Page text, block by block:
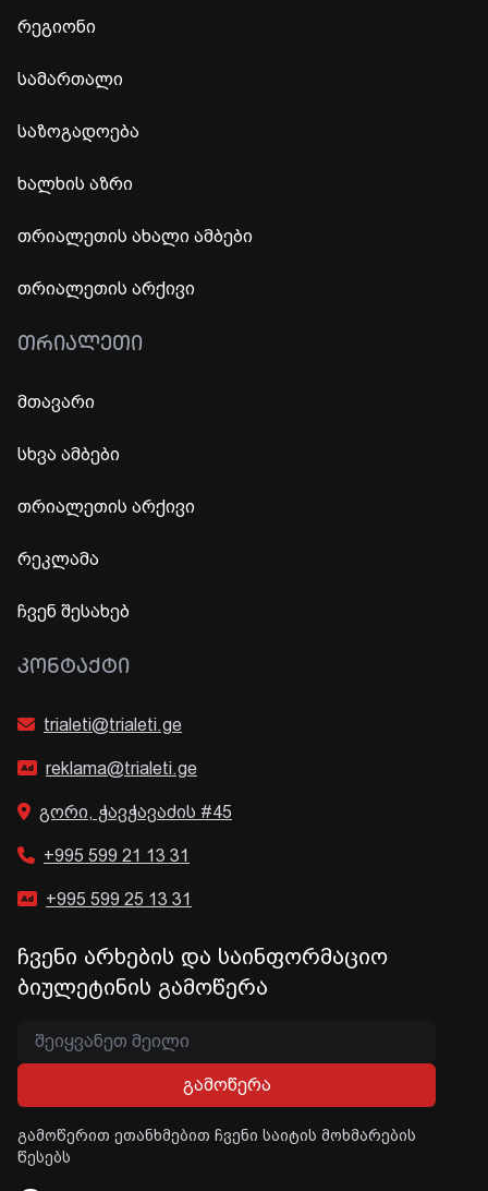
რეგიონი
სამართალი
საზოგადოება
ხალხის აზრი
თრიალეთის ახალი ამბები
თრიალეთის არქივი
ᲗᲠᲘᲐᲚᲔᲗᲘ
მთავარი
სხვა ამბები
თრიალეთის არქივი
რეკლამა
ჩვენ შესახებ
ᲙᲝᲜᲢᲐᲥᲢᲘ
trialeti@trialeti.ge
reklama@trialeti.ge
გორი, ჭავჭავაძის #45
+995 599 21 13 31
+995 599 25 13 31
ჩვენი არხების და საინფორმაციო
ბიულეტინის გამოწერა
გამოწერა
გამოწერით ეთანხმებით ჩვენი საიტის მოხმარების
წესებს